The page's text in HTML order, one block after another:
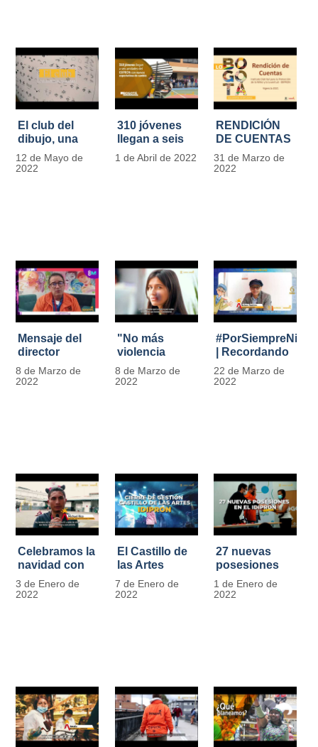
El club del
dibujo, una
apuesta para
formar
12 de Mayo de
2022
310 jóvenes
llegan a seis
unidades del
IDIPRON con
1 de Abril de 2022
RENDICIÓN
DE CUENTAS
IDIPRON |
Vigencia 2021
31 de Marzo de
2022
Mensaje del
director
Carlos Marín |
Día
8 de Marzo de
2022
"No más
violencia
contra la
mujer" | 8
8 de Marzo de
2022
| Recordando
al Padre
Javier de
22 de Marzo de
2022
Celebramos la
navidad con
los Niños y
Niñas de los
3 de Enero de
2022
El Castillo de
las Artes
celebra su
primer año
7 de Enero de
2022
27 nuevas
posesiones
en el IDIPRON
1 de Enero de
2022